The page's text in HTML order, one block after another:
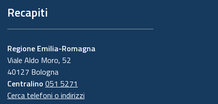
Recapiti
Regione Emilia-Romagna
Viale Aldo Moro, 52
40127 Bologna
Centralino 051 5271
Cerca telefoni o indirizzi